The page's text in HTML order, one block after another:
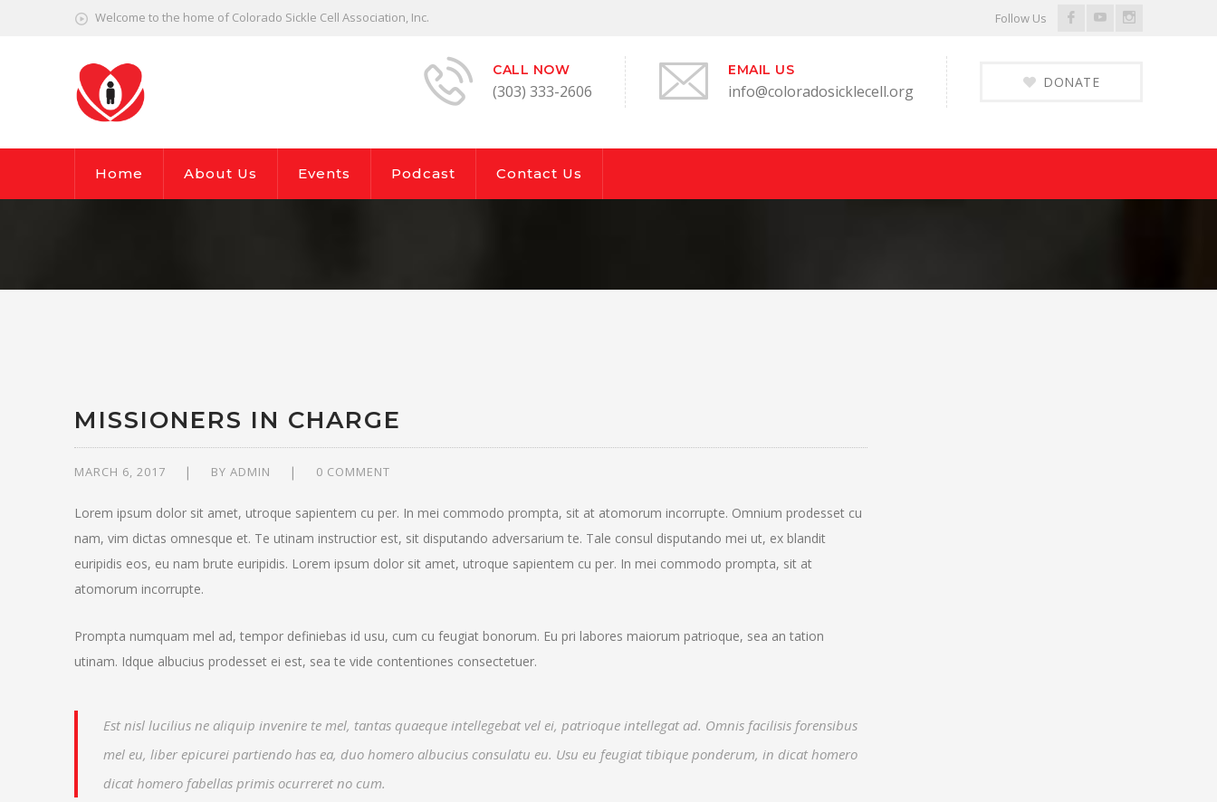
Welcome to the home of Colorado Sickle Cell Association, Inc. Follow Us
Facebook
YoutubeInstagram
DONATE
CALL NOW
(303) 333-2606
EMAIL US
info@coloradosicklecell.org
Home About Us Events Podcast Contact Us
MISSIONERS IN CHARGE
MARCH 6, 2017 BY ADMIN 0 COMMENT
Lorem ipsum dolor sit amet, utroque sapientem cu per. In mei commodo prompta, sit at atomorum incorrupte. Omnium prodesset cu
nam, vim dictas omnesque et. Te utinam instructior est, sit disputando adversarium te. Tale consul disputando mei ut, ex blandit
euripidis eos, eu nam brute euripidis. Lorem ipsum dolor sit amet, utroque sapientem cu per. In mei commodo prompta, sit at
atomorum incorrupte.
Prompta numquam mel ad, tempor definiebas id usu, cum cu feugiat bonorum. Eu pri labores maiorum patrioque, sea an tation
utinam. Idque albucius prodesset ei est, sea te vide contentiones consectetuer.
Est nisl lucilius ne aliquip invenire te mel, tantas quaeque intellegebat vel ei, patrioque intellegat ad. Omnis facilisis forensibus
mel eu, liber epicurei partiendo has ea, duo homero albucius consulatu eu. Usu eu feugiat tibique ponderum, in dicat homero
dicat homero fabellas primis ocurreret no cum.